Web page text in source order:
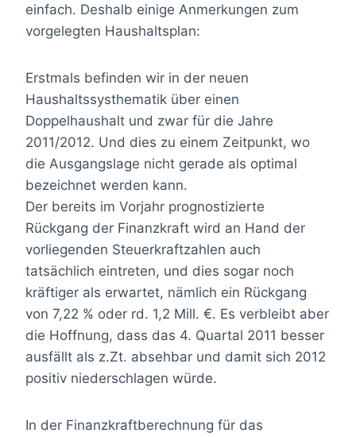
einfach. Deshalb einige Anmerkungen zum
vorgelegten Haushaltsplan:
Erstmals befinden wir in der neuen
Haushaltssysthematik über einen
Doppelhaushalt und zwar für die Jahre
2011/2012. Und dies zu einem Zeitpunkt, wo
die Ausgangslage nicht gerade als optimal
bezeichnet werden kann.
Der bereits im Vorjahr prognostizierte
Rückgang der Finanzkraft wird an Hand der
vorliegenden Steuerkraftzahlen auch
tatsächlich eintreten, und dies sogar noch
kräftiger als erwartet, nämlich ein Rückgang
von 7,22 % oder rd. 1,2 Mill. €. Es verbleibt aber
die Hoffnung, dass das 4. Quartal 2011 besser
ausfällt als z.Zt. absehbar und damit sich 2012
positiv niederschlagen würde.
In der Finanzkraftberechnung für das